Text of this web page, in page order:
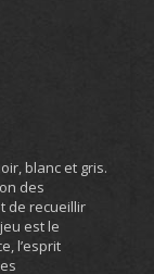
blanc et gris.
des
de recueillir
est le
l’esprit